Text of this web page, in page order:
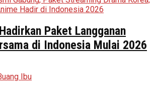
Paket Langganan
di Indonesia Mulai 2026